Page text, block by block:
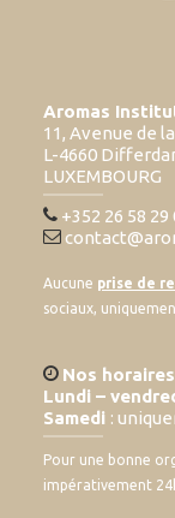
Aromas
11, Avenue de
L-4660
LUXEMBOURG
+352 26 58 29
Aucune prise de
sociaux,
Nos horaires
Lundi –
Samedi :
Pour une bonne
impérativement